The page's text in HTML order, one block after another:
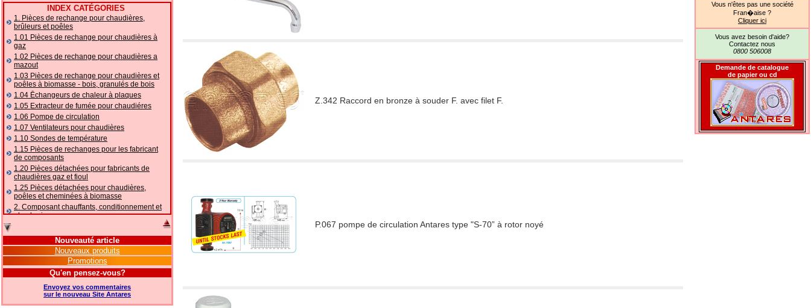
INDEX CATÉGORIES
1. Pièces de rechange pour chaudières,
brûleurs et poêles
1.01 Pièces de rechange pour chaudières à
gaz
1.02 Pièces de rechange pour chaudières a
mazout
1.03 Pièces de rechange pour chaudières et
poêles à biomasse - bois, granulés de bois
1.04 Ēchangeurs de chaleur à plaques
1.05 Extracteur de fumée pour chaudiéres
1.06 Pompe de circulation
1.07 Ventilateurs pour chaudières
1.10 Sondes de température
1.15 Pièces de rechanges pour les fabricant
de composants
1.20 Pièces détachées pour fabricants de
chaudières gaz et fioul
1.25 Pièces détachées pour chaudières,
poêles et cheminées à biomasse
2. Composant chauffants, conditionnement et
plomberie
accessoires et complémentaires
2.05 POMPES À CHALEUR : vannes et
accessoires
2.10 Thermorégulation des systèmes
2.15 Conditionnement: vannes et composants
accessoires et complémentaires
2.16 Gaz: composants de tuyauterie,
accessoires et complémentaires
Nouveauté article
Nouveaux produits
Promotions
Qu'en pensez-vous?
Envoyez vos commentaires
sur le nouveau Site Antares
Z.342 Raccord en bronze à souder F. avec filet F.
P.067 pompe de circulation Antares type "S-70” à rotor noyé
Vous n'êtes pas une société
Fran�aise ?
Cliquer ici
Vous avez besoin d'aide?
Contactez nous
0800 506008
Demande de catalogue
de papier ou cd